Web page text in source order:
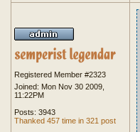
Registered Member #2323
Joined: Mon Nov 30 2009,
11:22PM
Posts: 3943
Thanked 457 time in 321 post